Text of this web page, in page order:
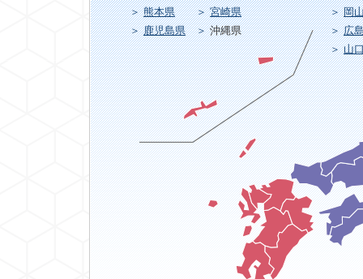
熊本県
宮崎県
鹿児島県
沖縄県
岡
広
山